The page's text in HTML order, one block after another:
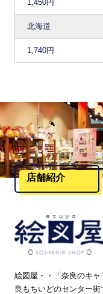
1,450円
北海道
1,740円
店舗紹介
絵図屋・・「奈良のキ
良もちいどのセンター街